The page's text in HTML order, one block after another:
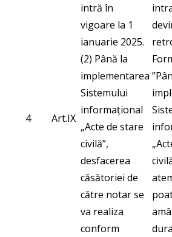
4 Art.IX
intră în
vigoare la 1
ianuarie 2025.
(2) Până la
implementarea
Sistemului
informațional
„Acte de stare
civilă”,
desfacerea
căsătoriei de
către notar se
va realiza
conform